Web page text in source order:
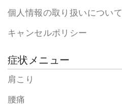
個人情報の取り扱いについて
キャンセルポリシー
症状メニュー
肩こり
腰痛